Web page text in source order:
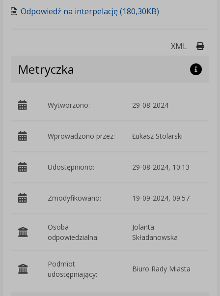
Odpowiedź na interpelację (180,30KB)
XML
Metryczka
Wytworzono: 29-08-2024
Wprowadzono przez: Łukasz Stolarski
Udostępniono: 29-08-2024, 10:13
Zmodyfikowano: 19-09-2024, 09:57
Osoba
odpowiedzialna:
Jolanta
Składanowska
Podmiot
udostępniający:
Biuro Rady Miasta